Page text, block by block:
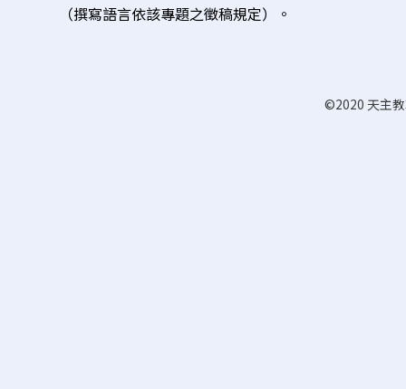
（撰寫語言依該專題之徵稿規定）。
©2020 天主